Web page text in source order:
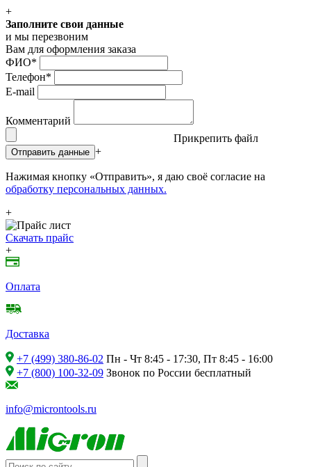
+
Заполните свои данные
и мы перезвоним
Вам для оформления заказа
ФИО*
Телефон*
E-mail
Комментарий
Прикрепить файл
Отправить данные +
Нажимая кнопку «Отправить», я даю своё согласие на
обработку персональных данных.
+
Скачать прайс
+
Оплата
Доставка
+7 (499) 380-86-02 Пн - Чт 8:45 - 17:30, Пт 8:45 - 16:00
+7 (800) 100-32-09 Звонок по России бесплатный
info@microntools.ru